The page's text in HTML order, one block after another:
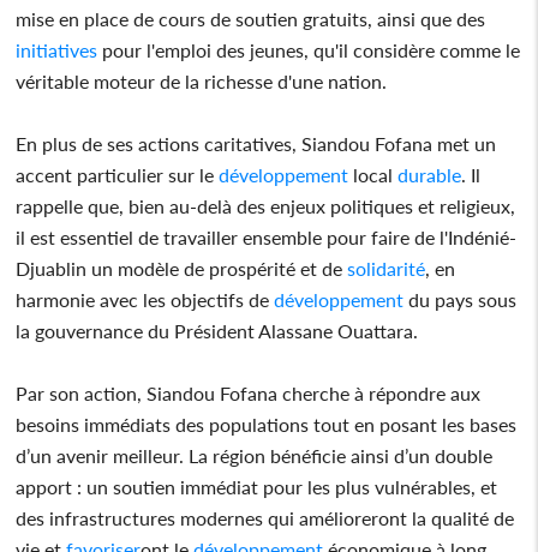
mise en place de cours de soutien gratuits, ainsi que des
initiatives pour l'emploi des jeunes, qu'il considère comme le
véritable moteur de la richesse d'une nation.
En plus de ses actions caritatives, Siandou Fofana met un
accent particulier sur le développement local durable . Il
rappelle que, bien au-delà des enjeux politiques et religieux,
il est essentiel de travailler ensemble pour faire de l'Indénié-
Djuablin un modèle de prospérité et de solidarité , en
harmonie avec les objectifs de développement du pays sous
la gouvernance du Président Alassane Ouattara.
Par son action, Siandou Fofana cherche à répondre aux
besoins immédiats des populations tout en posant les bases
d’un avenir meilleur. La région bénéficie ainsi d’un double
apport : un soutien immédiat pour les plus vulnérables, et
des infrastructures modernes qui amélioreront la qualité de